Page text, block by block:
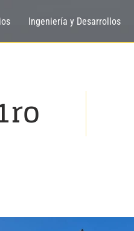
Ingeniería y Desarrollos